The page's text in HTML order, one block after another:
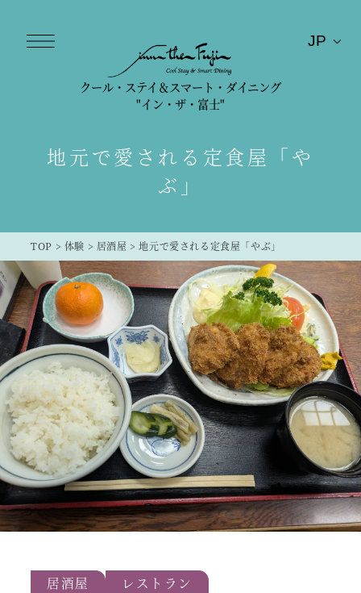
クール・ステイ＆スマート・ダイニング
"イン・ザ・富士"
地元で愛される定食屋「や
ぶ」
TOP > 体験 > 居酒屋 >地元で愛される定食屋「やぶ」
居酒屋 レストラン